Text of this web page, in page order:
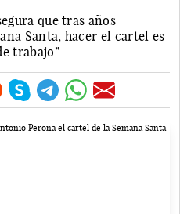
que tras años
Santa, hacer el cartel es
trabajo”